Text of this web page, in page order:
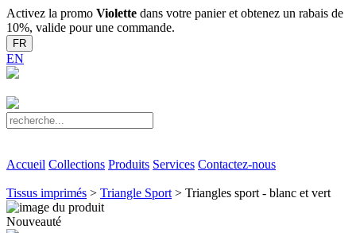
Activez la promo Violette dans votre panier et obtenez un rabais de
10%, valide pour une commande.
FR
EN
Accueil Collections Produits Services Contactez-nous
Tissus imprimés > Triangle Sport > Triangles sport - blanc et vert
Nouveauté